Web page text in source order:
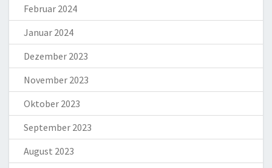
Februar 2024
Januar 2024
Dezember 2023
November 2023
Oktober 2023
September 2023
August 2023